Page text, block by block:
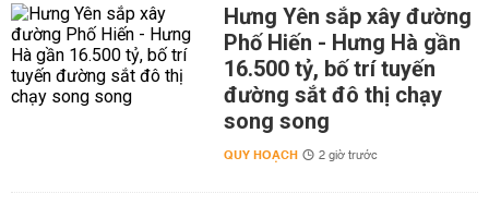
Hưng Yên sắp xây đường
Phố Hiến - Hưng Hà gần
16.500 tỷ, bố trí tuyến
đường sắt đô thị chạy
song song
QUY HOẠCH 2 giờ trước